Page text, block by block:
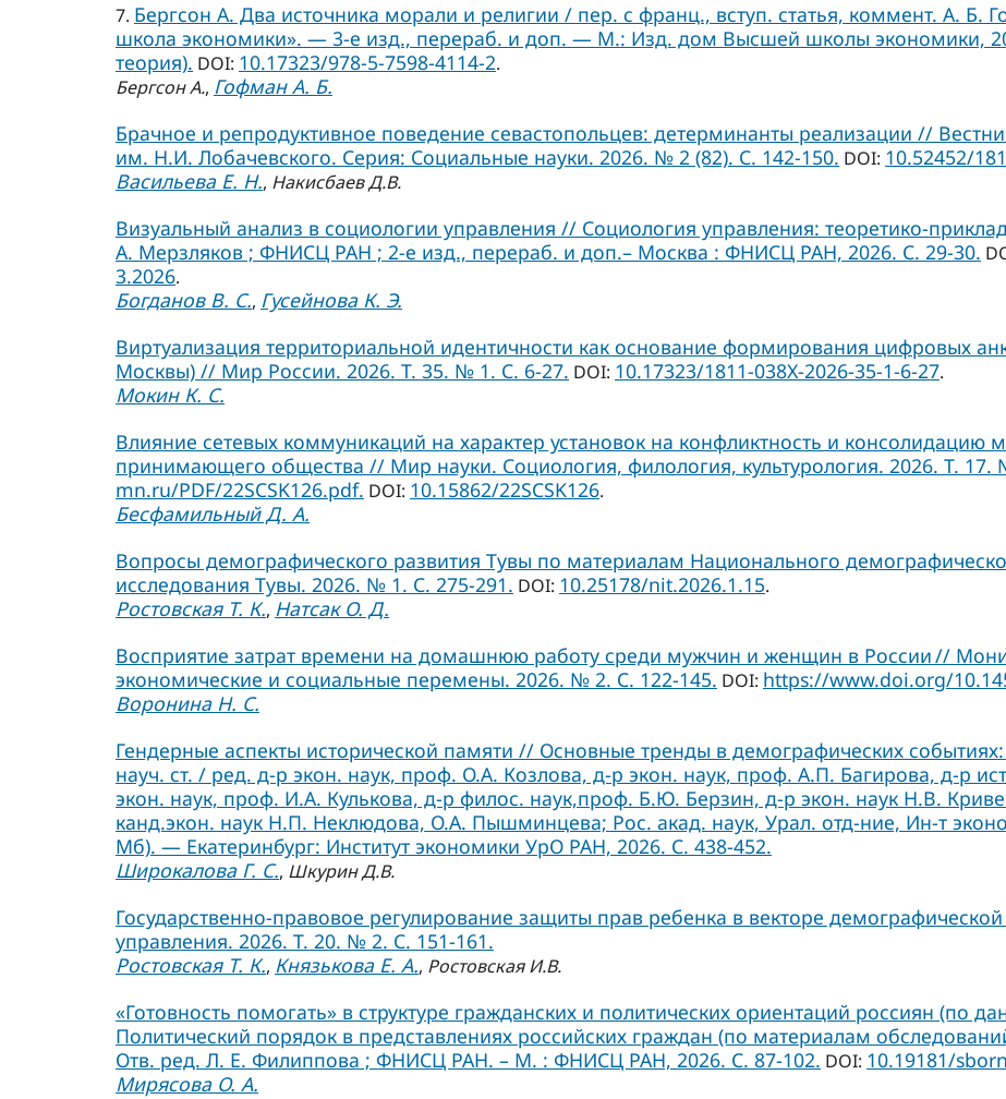
7. Бергсон А. Два источника морали и религии / пер. с франц., вступ. статья, коммент. А. Б.
школа экономики». — 3-е изд., перераб. и доп. — М.: Изд. дом Высшей школы экономики,
теория). DOI: 10.17323/978-5-7598-4114-2.
Бергсон А., Гофман А. Б.
Брачное и репродуктивное поведение севастопольцев: детерминанты реализации //
им. Н.И. Лобачевского. Серия: Социальные науки. 2026. № 2 (82). С. 142-150. DOI: 10.52452/
Васильева Е. Н., Накисбаев Д.В.
Визуальный анализ в социологии управления // Социология управления: теоретико-
А. Мерзляков ; ФНИСЦ РАН ; 2-е изд., перераб. и доп.– Москва : ФНИСЦ РАН, 2026. С. 29-30.
3.2026.
Богданов В. С., Гусейнова К. Э.
Виртуализация территориальной идентичности как основание формирования цифровых
Москвы) // Мир России. 2026. Т. 35. № 1. С. 6-27. DOI: 10.17323/1811-038Х-2026-35-1-6-27.
Мокин К. С.
Влияние сетевых коммуникаций на характер установок на конфликтность и консолидацию
принимающего общества // Мир науки. Социология, филология, культурология. 2026. Т. 17.
mn.ru/PDF/22SCSK126.pdf. DOI: 10.15862/22SCSK126.
Бесфамильный Д. А.
Вопросы демографического развития Тувы по материалам Национального
исследования Тувы. 2026. № 1. С. 275-291. DOI: 10.25178/nit.2026.1.15.
Ростовская Т. К., Натсак О. Д.
Восприятие затрат времени на домашнюю работу среди мужчин и женщин в России //
экономические и социальные перемены. 2026. № 2. С. 122-145. DOI: https://www.doi.org/
Воронина Н. С.
Гендерные аспекты исторической памяти // Основные тренды в демографических
науч. ст. / ред. д-р экон. наук, проф. О.А. Козлова, д-р экон. наук, проф. А.П. Багирова, д-р
экон. наук, проф. И.А. Кулькова, д-р филос. наук,проф. Б.Ю. Берзин, д-р экон. наук Н.В.
канд.экон. наук Н.П. Неклюдова, О.А. Пышминцева; Рос. акад. наук, Урал. отд-ние, Ин-т
Мб). — Екатеринбург: Институт экономики УрО РАН, 2026. С. 438-452.
Широкалова Г. С., Шкурин Д.В.
Государственно-правовое регулирование защиты прав ребенка в векторе
управления. 2026. Т. 20. № 2. С. 151-161.
Ростовская Т. К., Князькова Е. А., Ростовская И.В.
«Готовность помогать» в структуре гражданских и политических ориентаций россиян (по
Политический порядок в представлениях российских граждан (по материалам
Отв. ред. Л. Е. Филиппова ; ФНИСЦ РАН. – М. : ФНИСЦ РАН, 2026. C. 87-102. DOI: 10.19181/
Мирясова О. А.